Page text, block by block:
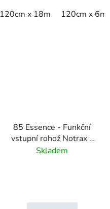
120cm x linm
120cm x 18m 120cm x 6m
85 Essence - Funkční
vstupní rohož Notrax s
vysokou absorpcí -
Skladem